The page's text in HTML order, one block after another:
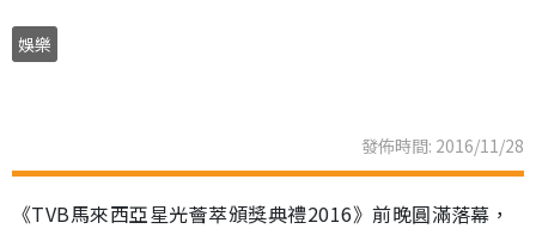
娛樂
發佈時間: 2016/11/28
《TVB馬來西亞星光薈萃頒獎典禮2016》前晚圓滿落幕，